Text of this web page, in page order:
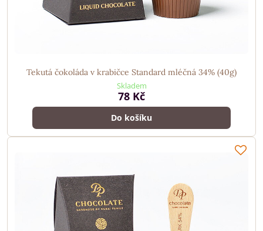
Tekutá čokoláda v krabičce Standard mléčná 34% (40g)
Skladem
78 Kč
Do košíku